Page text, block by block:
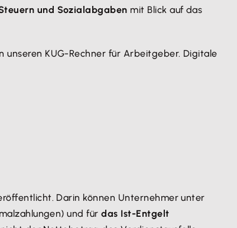
und Sozialabgaben mit Blick auf das
KUG-Rechner für Arbeitgeber. Digitale
Darin können Unternehmer unter
und fürdas Ist-Entgelt